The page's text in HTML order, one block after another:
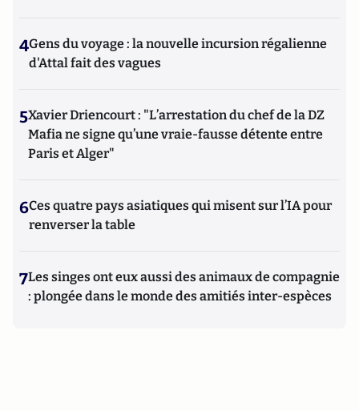
4Gens du voyage : la nouvelle incursion régalienne
d'Attal fait des vagues
5Xavier Driencourt : "L’arrestation du chef de la DZ
Mafia ne signe qu’une vraie-fausse détente entre
Paris et Alger"
6Ces quatre pays asiatiques qui misent sur l’IA pour
renverser la table
7Les singes ont eux aussi des animaux de compagnie
: plongée dans le monde des amitiés inter-espèces